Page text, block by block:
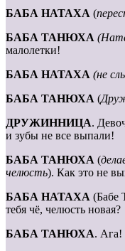
БАБА НАТАХА (
БАБА ТАНЮХА
малолетки!
БАБА НАТАХА (не
БАБА ТАНЮХА (
ДРУЖИННИЦА.
и зубы не все выпали!
БАБА ТАНЮХА (
челюсть). Как это не
БАБА НАТАХА (Бабе
тебя чё, челюсть новая?
БАБА ТАНЮХА. Ага!